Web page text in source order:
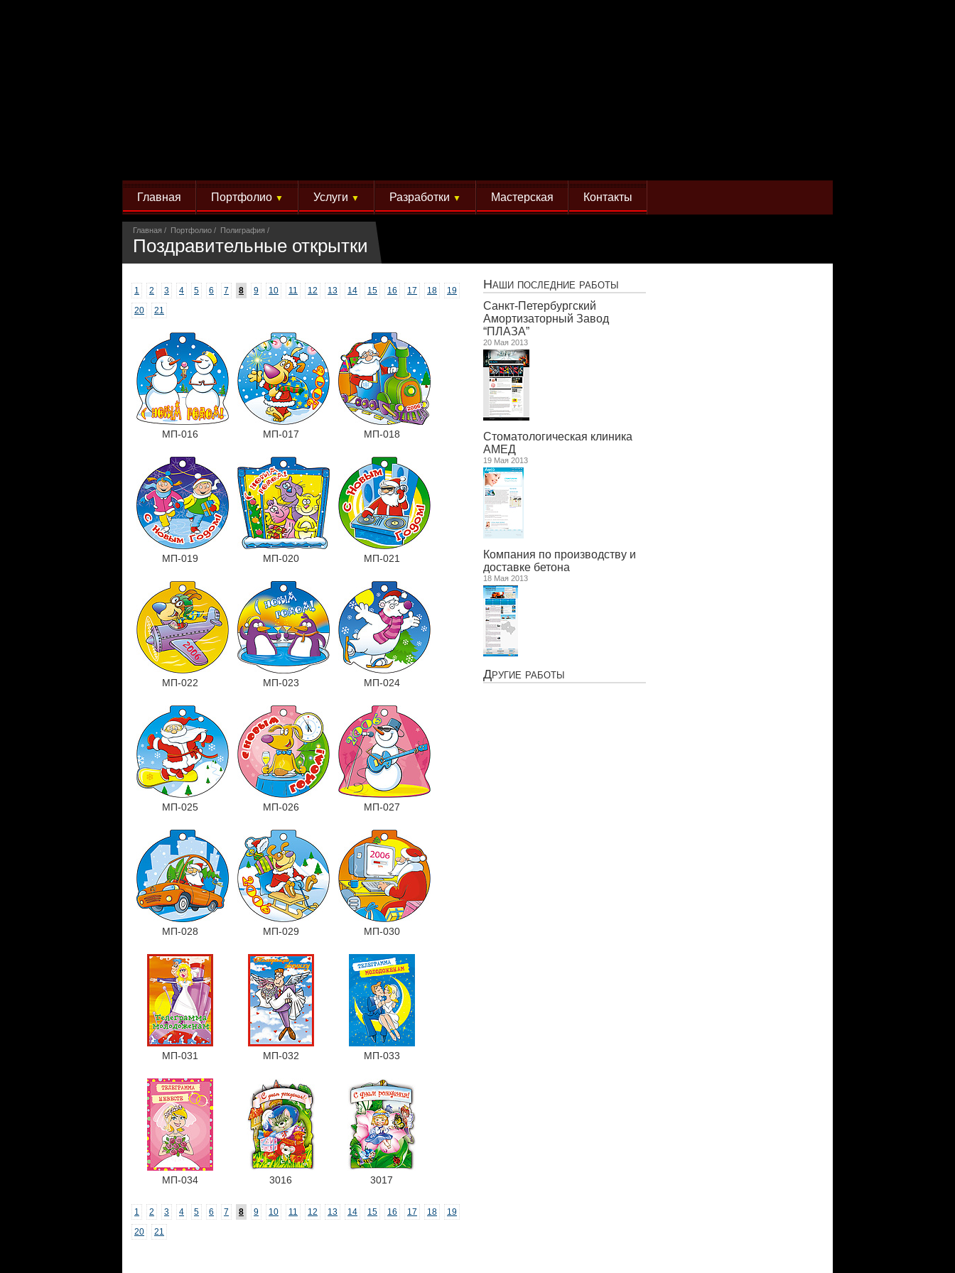
Главная Портфолио ▼ Услуги ▼ Разработки ▼ Мастерская Контакты
Главная Портфолио Полиграфия
Поздравительные открытки
1 2 3 4 5 6 7 8 9 10 11 12 13 14 15 16 17 18
19
20
21
МП-016 МП-017 МП-018
МП-019 МП-020 МП-021
МП-022 МП-023 МП-024
МП-025 МП-026 МП-027
МП-028 МП-029 МП-030
МП-031 МП-032 МП-033
МП-034 3016 3017
1 2 3 4 5 6 7 8 9 10 11 12 13 14 15 16 17 18
19
20
21
Наши последние работы
Санкт-Петербургский
Амортизаторный Завод
“ПЛАЗА”
20 Мая 2013
Стоматологическая клиника
АМЕД
19 Мая 2013
Компания по производству и
доставке бетона
18 Мая 2013
Другие работы